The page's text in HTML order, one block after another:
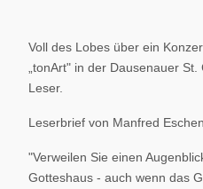
Voll des Lobes über ein
„tonArt" in der Dausenauer
Leser.
Leserbrief von Manfred
"Verweilen Sie einen
Gotteshaus - auch wenn das